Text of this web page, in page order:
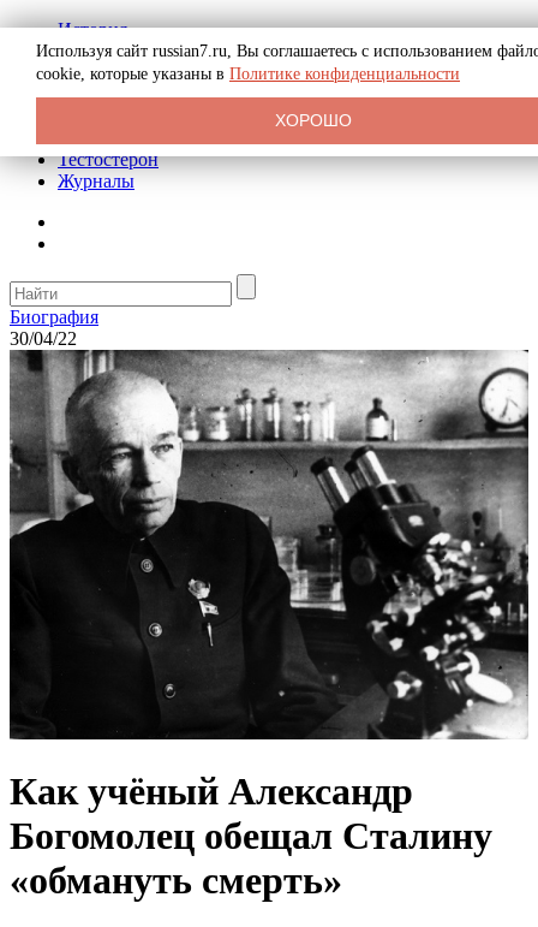
История
Биография
Криминал
Реклама на сайте
Тестостерон
Журналы
Биография
30/04/22
Как учёный Александр
Богомолец обещал Сталину
«обмануть смерть»
Используя сайт russian7.ru, Вы соглашаетесь с использованием
cookie, которые указаны в Политике конфиденциальности
ХОРОШО